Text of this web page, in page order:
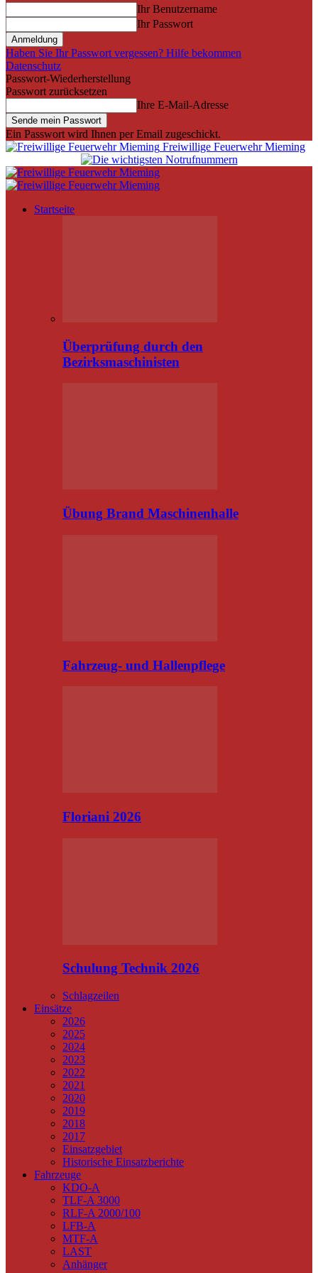
Ihr Benutzername
Ihr Passwort
Haben Sie Ihr Passwort vergessen? Hilfe bekommen
Datenschutz
Passwort-Wiederherstellung
Passwort zurücksetzen
Ihre E-Mail-Adresse
Ein Passwort wird Ihnen per Email zugeschickt.
Freiwillige Feuerwehr Mieming
Startseite
Überprüfung durch den
Bezirksmaschinisten
Übung Brand Maschinenhalle
Fahrzeug- und Hallenpflege
Floriani 2026
Schulung Technik 2026
Schlagzeilen
Einsätze
2026
2025
2024
2023
2022
2021
2020
2019
2018
2017
Einsatzgebiet
Historische Einsatzberichte
Fahrzeuge
KDO-A
TLF-A 3000
RLF-A 2000/100
LFB-A
MTF-A
LAST
Anhänger